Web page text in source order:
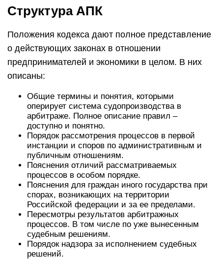
Структура АПК
Положения кодекса дают полное представление
о действующих законах в отношении
предпринимателей и экономики в целом. В них
описаны:
Общие термины и понятия, которыми
оперирует система судопроизводства в
арбитраже. Полное описание правил –
доступно и понятно.
Порядок рассмотрения процессов в первой
инстанции и споров по административным и
публичным отношениям.
Пояснения отличий рассматриваемых
процессов в особом порядке.
Пояснения для граждан иного государства при
спорах, возникающих на территории
Российской федерации и за ее пределами.
Пересмотры результатов арбитражных
процессов. В том числе по уже вынесенным
судебным решениям.
Порядок надзора за исполнением судебных
решений.